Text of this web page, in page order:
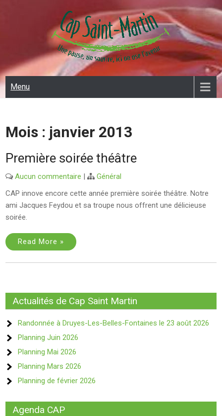
CAP SAINT MARTIN
Menu
Mois : janvier 2013
Première soirée théâtre
Aucun commentaire |
Général
CAP innove encore cette année première soirée théâtre. Notre
ami Jacques Feydou et sa troupe nous offrent une délicieuse
soirée.
Read More »
Actualités de Cap Saint Martin
Randonnée à Druyes-Les-Belles-Fontaines le 23 août 2026
Planning Juin 2026
Planning Mai 2026
Planning Mars 2026
Planning de février 2026
Agenda CAP